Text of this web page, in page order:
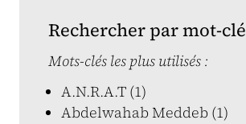
Rechercher par mot-clé
Mots-clés les plus utilisés :
A.N.R.A.T (1)
Abdelwahab Meddeb (1)